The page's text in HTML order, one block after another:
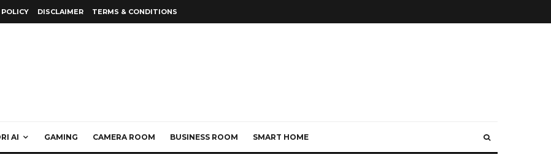
POLICY DISCLAIMER TERMS & CONDITIONS
AI GAMING CAMERA ROOM BUSINESS ROOM SMART HOME